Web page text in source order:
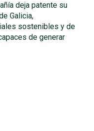
deja patente su
Galicia,
sostenibles y de
de generar